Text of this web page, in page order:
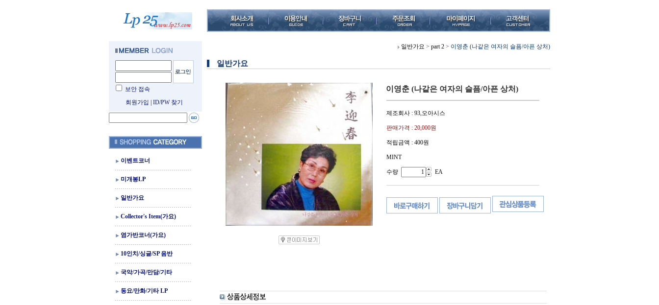
보안 접속
회원가입
ID/PW 찾기
이벤트코너
미개봉LP
일반가요
Collector's Item(가요)
염가반코너(가요)
10인치/싱글/SP 음반
국악/가곡/만담/기타
동요/만화/기타 LP
일반가요 > part 2 > 이영춘 (나같은 여자의 슬픔/아픈 상처)
일반가요
이영춘 (나같은 여자의 슬픔/아픈 상처)
제조회사 : 93,오아시스
판매가격 : 20,000원
적립금액 : 400원
MINT
수량 EA